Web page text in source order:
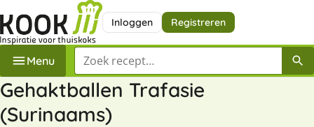
Inloggen Registreren
Menu Zoek een recept
Gehaktballen Trafasie
(Surinaams)